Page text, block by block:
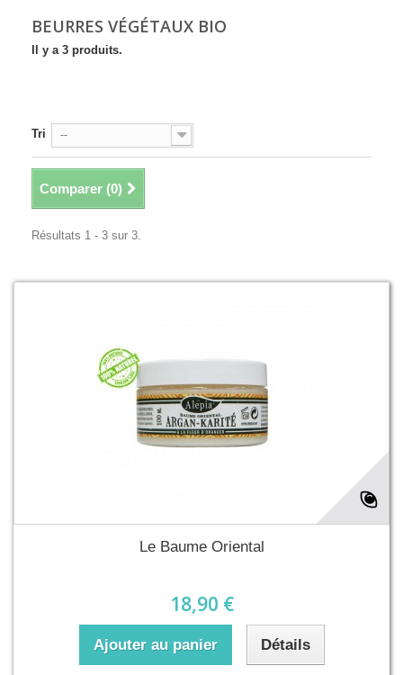
BEURRES VÉGÉTAUX BIO
Il y a 3 produits.
Tri --
Comparer (0)
Résultats 1 - 3 sur 3.
Le Baume Oriental
18,90 €
Ajouter au panier Détails